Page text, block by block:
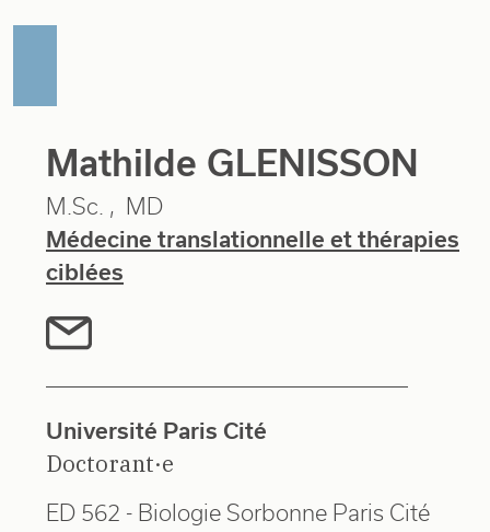
Mathilde GLENISSON
M.Sc.
MD
Médecine translationnelle et thérapies
ciblées
Université Paris Cité
Doctorant·e
ED 562 - Biologie Sorbonne Paris Cité